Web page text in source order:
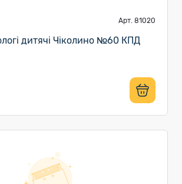
Арт. 81020
дитячі Чіколино №60 КПД